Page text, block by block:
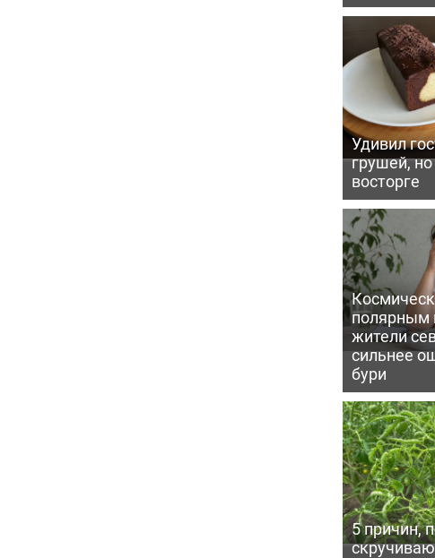
Удивил
грушей,
восторге
полярным
жители
сильнее
бури
5 причин,